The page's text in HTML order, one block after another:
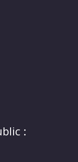
: